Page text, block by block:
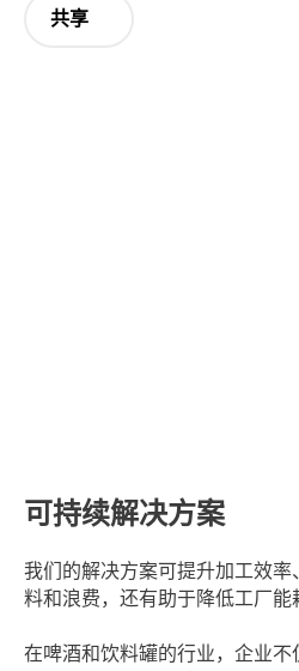
共享
可持续解决方案
我们的解决方案可提升加工效
料和浪费，还有助于降低工厂能
在啤酒和饮料罐的行业，企业